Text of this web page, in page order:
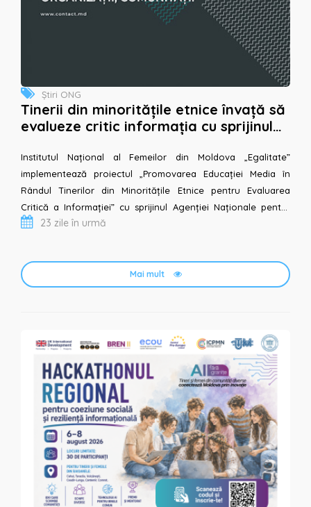
Știri ONG
Tinerii din minoritățile etnice învață să
evalueze critic informația cu sprijinul
Institutul Național al Femeilor din Moldova „Egalitate”
implementează proiectul „Promovarea Educației Media în
Rândul Tinerilor din Minoritățile Etnice pentru Evaluarea
Critică a Informației” cu sprijinul Agenției Naționale pentru
Tineret, în cadrul Progra...
23 zile în urmă
Mai mult